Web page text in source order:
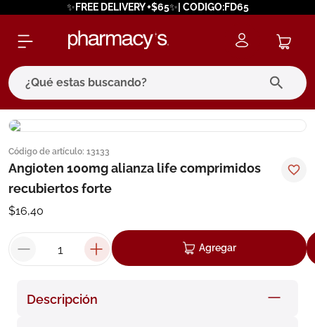
✨FREE DELIVERY +$65✨| CODIGO:FD65
¿Qué estas buscando?
Código de artículo: 13133
Angioten 100mg alianza life comprimidos
recubiertos forte
$16,40
Agregar
Descripción
términos más buscados
1. eucerin
cerave
7. isdin